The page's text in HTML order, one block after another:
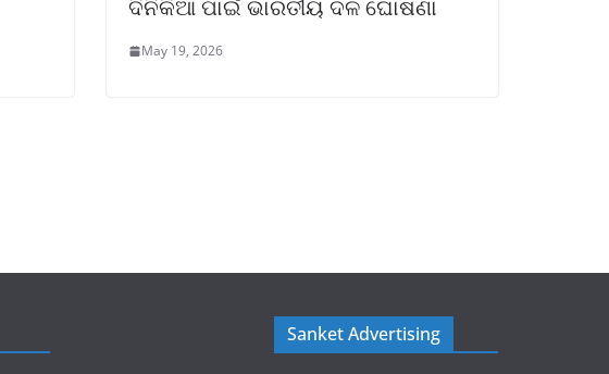
ଦିନିକିଆ ପାଇଁ ଭାରତୀୟ ଦଳ ଘୋଷଣା
May 19, 2026
Sanket Advertising